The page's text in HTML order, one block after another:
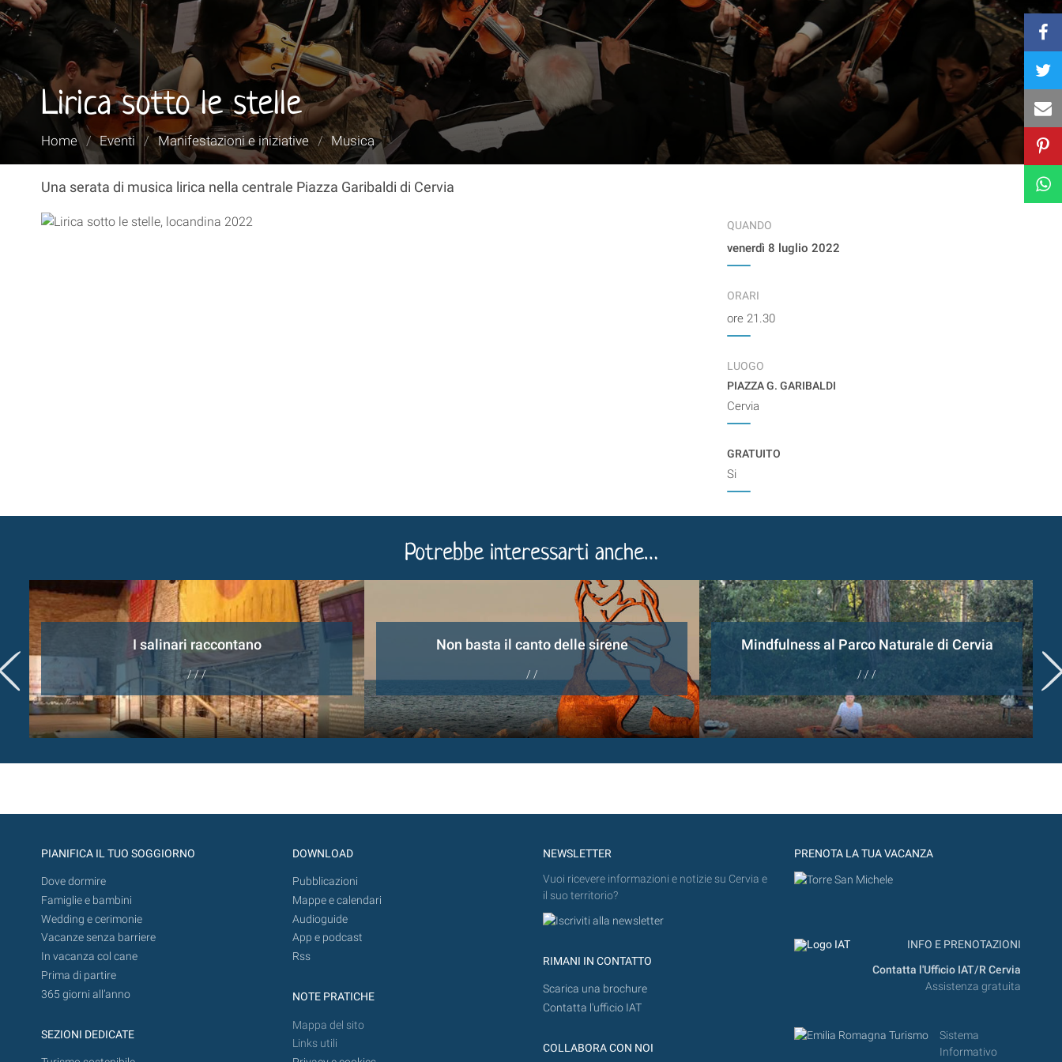
Lirica sotto le stelle
Tu
Home / Eventi / Manifestazioni e iniziative / Musica
Una serata di musica lirica nella centrale Piazza Garibaldi di Cervia
QUANDO
venerdì 8 luglio 2022
ORARI
ore 21.30
LUOGO
PIAZZA G. GARIBALDI
Cervia
GRATUITO
Si
Potrebbe interessarti anche…
I salinari raccontano
/ / /
Non basta il canto delle sirene
/ /
Mindfulness al Parco Naturale di Cervia
/ / /
PIANIFICA IL TUO SOGGIORNO
Dove dormire
Famiglie e bambini
Wedding e cerimonie
Vacanze senza barriere
In vacanza col cane
Prima di partire
365 giorni all’anno
SEZIONI DEDICATE
DOWNLOAD
Pubblicazioni
Mappe e calendari
Audioguide
App e podcast
Rss
NOTE PRATICHE
Mappa del sito
Links utili
NEWSLETTER
Vuoi ricevere informazioni e notizie su Cervia e
il suo territorio?
RIMANI IN CONTATTO
Scarica una brochure
Contatta l'ufficio IAT
COLLABORA CON NOI
PRENOTA LA TUA VACANZA
INFO E PRENOTAZIONI
Contatta l'Ufficio IAT/R Cervia
Assistenza gratuita
Sistema
Informativo